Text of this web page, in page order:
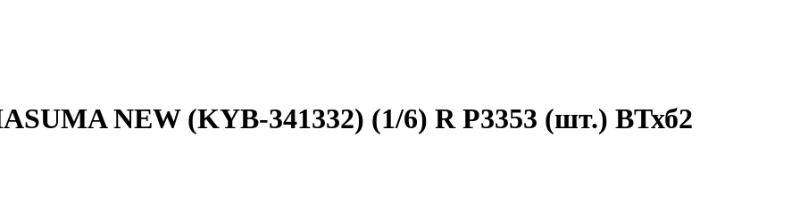
NEW (KYB-341332) (1/6) R P3353 (шт.) ВТхб2